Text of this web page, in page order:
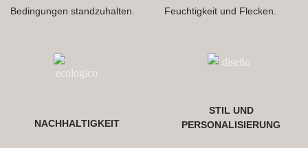
Bedingungen standzuhalten.
Feuchtigkeit und Flecken.
NACHHALTIGKEIT
STIL UND
PERSONALISIERUNG